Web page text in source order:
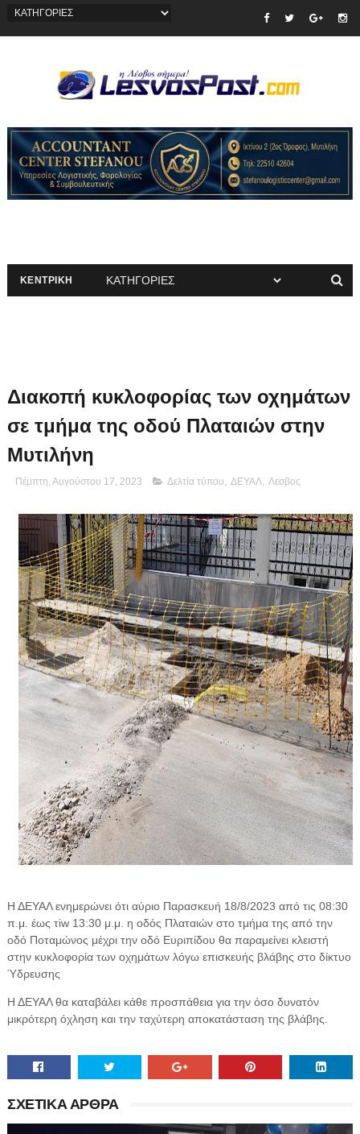
ΚΕΝΤΡΙΚΗ
Διακοπή κυκλοφορίας των οχημάτων
σε τμήμα της οδού Πλαταιών στην
Μυτιλήνη
Πέμπτη, Αυγούστου 17, 2023 Δελτία τύπου ΔΕΥΑΛ, Λεσβος
Η ΔΕΥΑΛ ενημερώνει ότι αύριο Παρασκευή 18/8/2023 από τις 08:30
π.μ. έως τiw 13:30 μ.μ. η οδός Πλαταιών στο τμήμα της από την
οδό Ποταμώνος μέχρι την οδό Ευριπίδου θα παραμείνει κλειστή
στην κυκλοφορία των οχημάτων λόγω επισκευής βλάβης στο δίκτυο
Ύδρευσης
Η ΔΕΥΑΛ θα καταβάλει κάθε προσπάθεια για την όσο δυνατόν
μικρότερη όχληση και την ταχύτερη αποκατάσταση της βλάβης.
ΣΧΕΤΙΚΑ ΑΡΘΡΑ